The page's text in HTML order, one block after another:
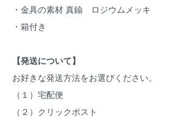
・金具の素材 真鍮 ロジウムメッキ
・箱付き
【発送について】
お好きな発送方法をお選びください。
（１）宅配便
（２）クリックポスト